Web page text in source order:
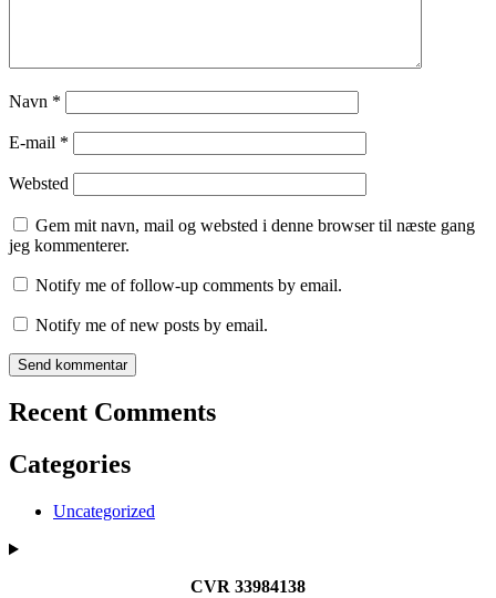
Navn *
E-mail *
Websted
Gem mit navn, mail og websted i denne browser til næste gang
jeg kommenterer.
Notify me of follow-up comments by email.
Notify me of new posts by email.
Recent Comments
Categories
Uncategorized
CVR 33984138